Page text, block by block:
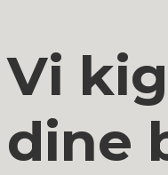
Vi
dine